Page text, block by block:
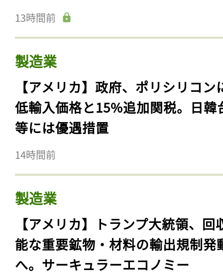
13時間前
製造業
【アメリカ】政府、ポリシリコン
低輸入価格と15%追加関税。日韓
等には優遇措置
14時間前
製造業
【アメリカ】トランプ大統領、回
能な重要鉱物・材料の輸出規制発
へ。サーキュラーエコノミー